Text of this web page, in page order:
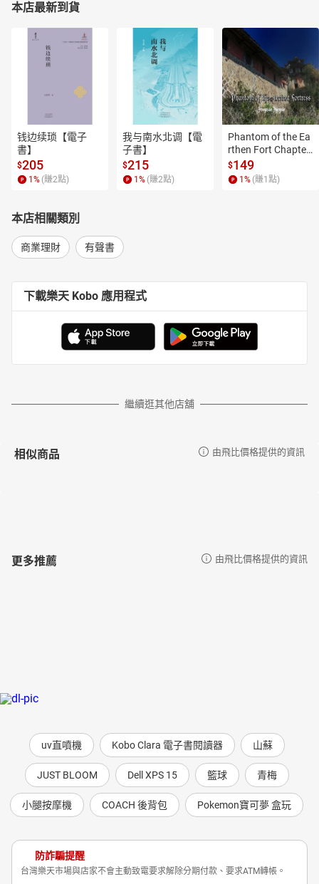
本店最新到貨
钱边续琐【電子
書】
$205
1 % (賺2點)
我与南水北调【電
子書】
$215
1 % (賺2點)
Phantom of the Ea
rthen Fort Chapter
4【有聲書】
$149
1 % (賺1 點)
本店相關類別
商業理財 有聲書
下載樂天 Kobo 應用程式
繼續逛其他店舖
相似商品 由飛比價格提供的資訊
更多推薦 由飛比價格提供的資訊
uv直噴機 Kobo Clara 電子書閱讀器 山蘇
JUST BLOOM Dell XPS 15 籃球 青梅
小腿按摩機 COACH 後背包 Pokemon寶可夢 盒玩
防詐騙提醒
台灣樂天市場與店家不會主動致電要求解除分期付款、要求ATM轉帳。